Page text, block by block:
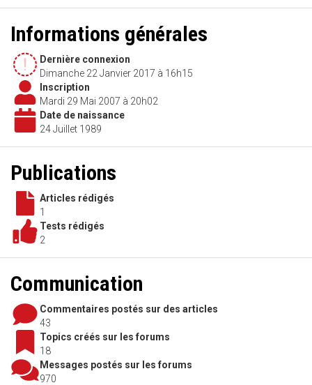
Informations générales
Dernière connexion
Dimanche 22 Janvier 2017 à 16h15
Inscription
Mardi 29 Mai 2007 à 20h02
Date de naissance
24 Juillet 1989
Publications
Articles rédigés
1
Tests rédigés
2
Communication
Commentaires postés sur des articles
43
Topics créés sur les forums
18
Messages postés sur les forums
970